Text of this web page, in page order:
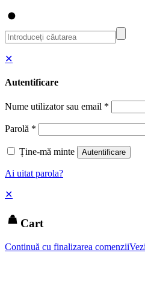
✕
Autentificare
Nume utilizator sau email *
Parolă *
Ține-mă minte Autentificare
Ai uitat parola?
✕
Cart
Continuă cu finalizarea comenzii